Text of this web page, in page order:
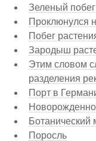
Зеленый побег
Проклюнулся
Побег
Зародыш
Этим словом
разделения
Порт в
Ботанический
Поросль